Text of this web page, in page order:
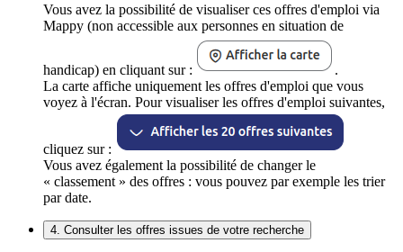
Vous avez la possibilité de visualiser ces offres d'emploi via
Mappy (non accessible aux personnes en situation de
handicap) en cliquant sur :
.
La carte affiche uniquement les offres d'emploi que vous
voyez à l'écran. Pour visualiser les offres d'emploi suivantes,
cliquez sur :
Vous avez également la possibilité de changer le
« classement » des offres : vous pouvez par exemple les trier
par date.
4. Consulter les offres issues de votre recherche